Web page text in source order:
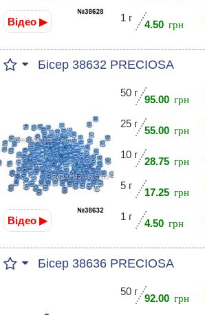
Відео ▶ 1 г
4.50
Бісер 38632 PRECIOSA
Відео ▶
50 г
95.00
25 г
55.00
10 г
28.75
5 г
17.25
1 г
4.50
Бісер 38636 PRECIOSA
50 г
92.00